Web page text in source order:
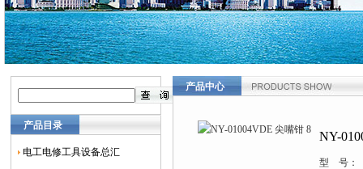
产品目录
电工电修工具设备总汇
产品中心
NY-
型 号：